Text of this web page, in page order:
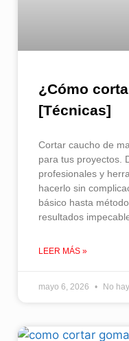
¿Cómo
[Técnicas]
Cortar caucho de
para tus proyectos.
profesionales y
hacerlo sin
básico hasta
resultados
LEER MÁS »
mayo 6, 2026 No